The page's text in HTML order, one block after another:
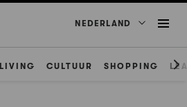
NEDERLAND
LIVING CULTUUR SHOPPING